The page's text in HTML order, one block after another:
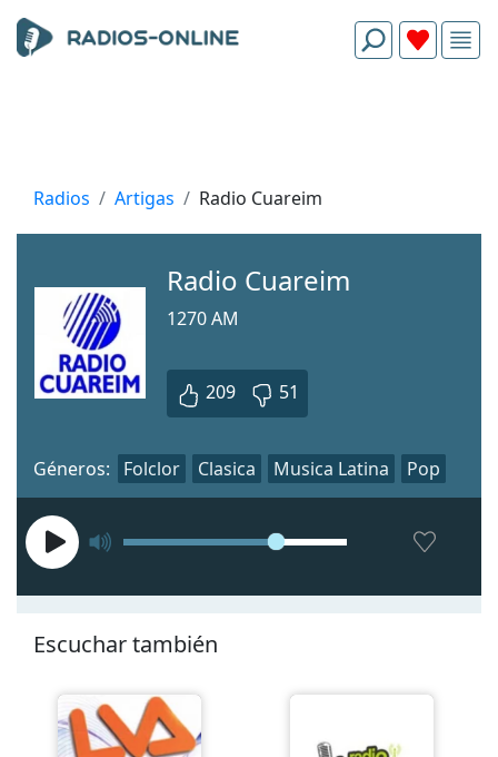
Radios Artigas Radio Сuareim
Radio Cuareim
1270 AM
209 51
Géneros: Folclor Clasica Musica Latina Pop
Escuchar también